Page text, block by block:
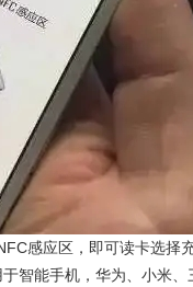
感应区，即可读卡选择
能手机，华为、小米、